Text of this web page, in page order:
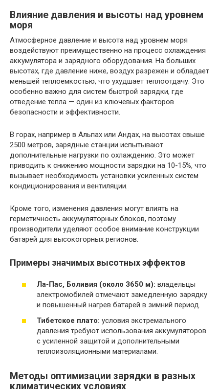
Влияние давления и высоты над уровнем
моря
Атмосферное давление и высота над уровнем моря
воздействуют преимущественно на процесс охлаждения
аккумулятора и зарядного оборудования. На больших
высотах, где давление ниже, воздух разрежен и обладает
меньшей теплоемкостью, что ухудшает теплоотдачу. Это
особенно важно для систем быстрой зарядки, где
отведение тепла — один из ключевых факторов
безопасности и эффективности.
В горах, например в Альпах или Андах, на высотах свыше
2500 метров, зарядные станции испытывают
дополнительные нагрузки по охлаждению. Это может
приводить к снижению мощности зарядки на 10-15%, что
вызывает необходимость установки усиленных систем
кондиционирования и вентиляции.
Кроме того, изменения давления могут влиять на
герметичность аккумуляторных блоков, поэтому
производители уделяют особое внимание конструкции
батарей для высокогорных регионов.
Примеры значимых высотных эффектов
Ла-Пас, Боливия (около 3650 м): владельцы
электромобилей отмечают замедленную зарядку
и повышенный нагрев батарей в зимний период.
Тибетское плато: условия экстремального
давления требуют использования аккумуляторов
с усиленной защитой и дополнительными
теплоизоляционными материалами.
Методы оптимизации зарядки в разных
климатических условиях